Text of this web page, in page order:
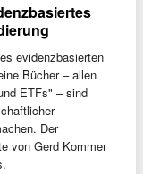
evidenzbasierten
Bücher – allen
ETFs" – sind
Der
von Gerd Kommer